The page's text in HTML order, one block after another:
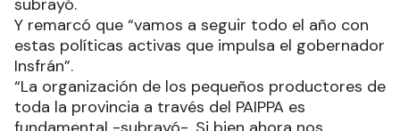
subrayó.
Y remarcó que “vamos a seguir todo el año con
estas políticas activas que impulsa el gobernador
Insfrán”.
“La organización de los pequeños productores de
toda la provincia a través del PAIPPA es